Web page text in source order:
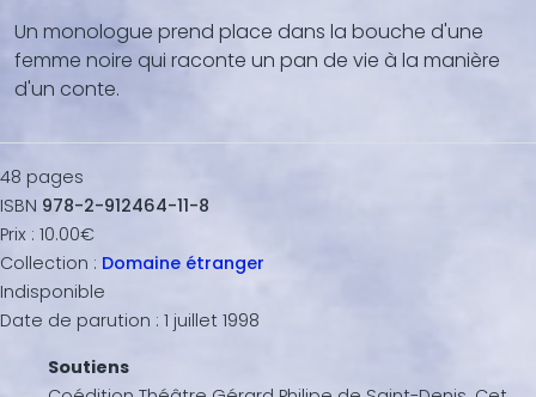
Un monologue prend place dans la bouche d'une
femme noire qui raconte un pan de vie à la manière
d'un conte.
48 pages
ISBN 978-2-912464-11-8
Prix : 10.00€
Collection : Domaine étranger
Indisponible
Date de parution : 1 juillet 1998
Soutiens